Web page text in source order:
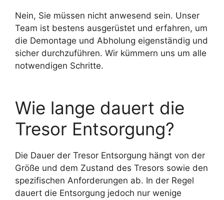
Nein, Sie müssen nicht anwesend sein. Unser
Team ist bestens ausgerüstet und erfahren, um
die Demontage und Abholung eigenständig und
sicher durchzuführen. Wir kümmern uns um alle
notwendigen Schritte.
Wie lange dauert die
Tresor Entsorgung?
Die Dauer der Tresor Entsorgung hängt von der
Größe und dem Zustand des Tresors sowie den
spezifischen Anforderungen ab. In der Regel
dauert die Entsorgung jedoch nur wenige